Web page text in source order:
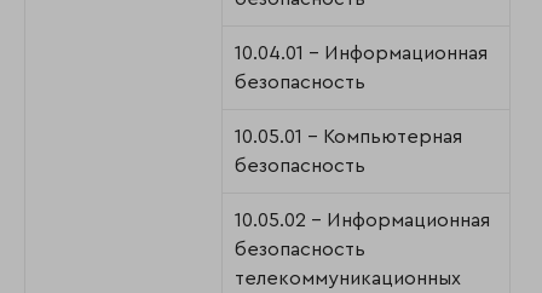
10.04.01 - Информационная
безопасность
10.05.01 - Компьютерная
безопасность
10.05.02 - Информационная
безопасность
телекоммуникационных